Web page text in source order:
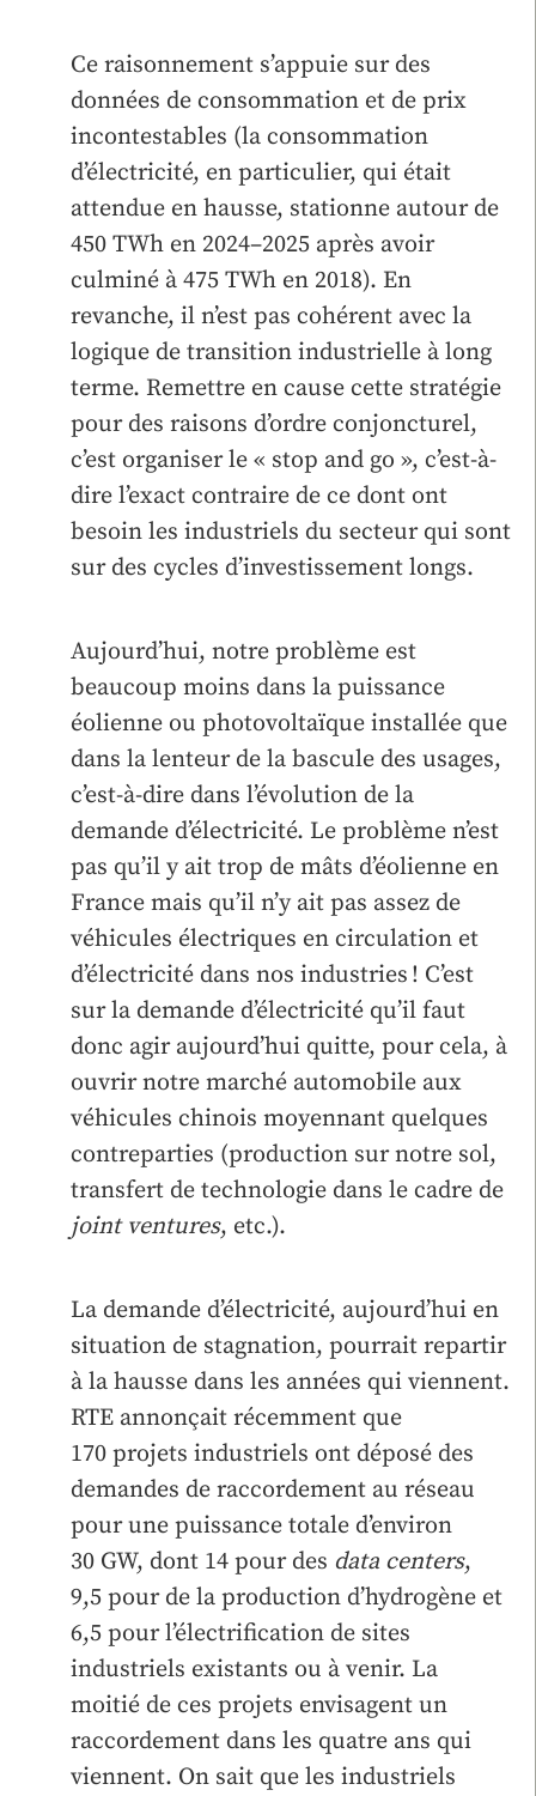
Ce raisonnement s’appuie sur des
données de consommation et de prix
incontestables (la consommation
d’électricité, en particulier, qui était
attendue en hausse, stationne autour de
450 TWh en 2024–2025 après avoir
culminé à 475 TWh en 2018). En
revanche, il n’est pas cohérent avec la
logique de transition industrielle à long
terme. Remettre en cause cette stratégie
pour des raisons d’ordre conjoncturel,
c’est organiser le « stop and go », c’est-à-
dire l’exact contraire de ce dont ont
besoin les industriels du secteur qui sont
sur des cycles d’investissement longs.
Aujourd’hui, notre problème est
beaucoup moins dans la puissance
éolienne ou photovoltaïque installée que
dans la lenteur de la bascule des usages,
c’est-à-dire dans l’évolution de la
demande d’électricité. Le problème n’est
pas qu’il y ait trop de mâts d’éolienne en
France mais qu’il n’y ait pas assez de
véhicules électriques en circulation et
d’électricité dans nos industries ! C’est
sur la demande d’électricité qu’il faut
donc agir aujourd’hui quitte, pour cela, à
ouvrir notre marché automobile aux
véhicules chinois moyennant quelques
contreparties (production sur notre sol,
transfert de technologie dans le cadre de
joint ventures, etc.).
La demande d’électricité, aujourd’hui en
situation de stagnation, pourrait repartir
à la hausse dans les années qui viennent.
RTE annonçait récemment que
170 projets industriels ont déposé des
demandes de raccordement au réseau
pour une puissance totale d’environ
30 GW, dont 14 pour des data centers,
9,5 pour de la production d’hydrogène et
6,5 pour l’électrification de sites
industriels existants ou à venir. La
moitié de ces projets envisagent un
raccordement dans les quatre ans qui
viennent. On sait que les industriels